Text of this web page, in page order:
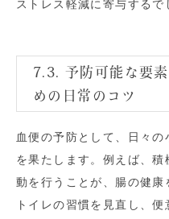
ストレス軽減に寄与するで
7.3. 予防可能な要
めの日常のコツ
血便の予防として、日々
を果たします。例えば、
動を行うことが、腸の健康
トイレの習慣を見直し、